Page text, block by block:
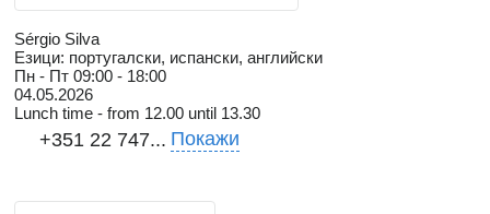
Sérgio Silva
Езици: португалски, испански, английски
Пн - Пт 09:00 - 18:00
04.05.2026
Lunch time - from 12.00 until 13.30
+351 22 747... Покажи